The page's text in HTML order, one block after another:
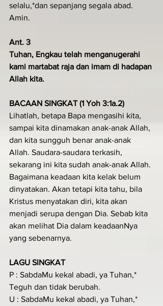
selalu,*dan sepanjang segala abad.
Amin.
Ant. 3
Tuhan, Engkau telah menganugerahi
kami martabat raja dan imam di hadapan
Allah kita.
BACAAN SINGKAT (1 Yoh 3:1a.2)
Lihatlah, betapa Bapa mengasihi kita,
sampai kita dinamakan anak-anak Allah,
dan kita sungguh benar anak-anak
Allah. Saudara-saudara terkasih,
sekarang ini kita sudah anak-anak Allah.
Bagaimana keadaan kita kelak belum
dinyatakan. Akan tetapi kita tahu, bila
Kristus menyatakan diri, kita akan
menjadi serupa dengan Dia. Sebab kita
akan melihat Dia dalam keadaanNya
yang sebenarnya.
LAGU SINGKAT
P : SabdaMu kekal abadi, ya Tuhan,*
Teguh dan tidak berubah.
U : SabdaMu kekal abadi, ya Tuhan,*